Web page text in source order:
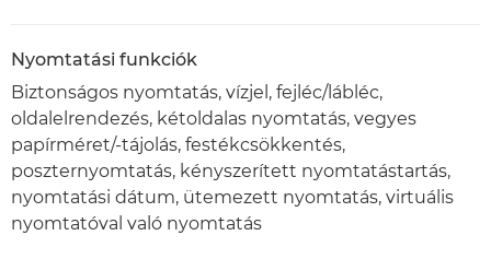
Nyomtatási funkciók
Biztonságos nyomtatás, vízjel, fejléc/lábléc,
oldalelrendezés, kétoldalas nyomtatás, vegyes
papírméret/-tájolás, festékcsökkentés,
poszternyomtatás, kényszerített nyomtatástartás,
nyomtatási dátum, ütemezett nyomtatás, virtuális
nyomtatóval való nyomtatás